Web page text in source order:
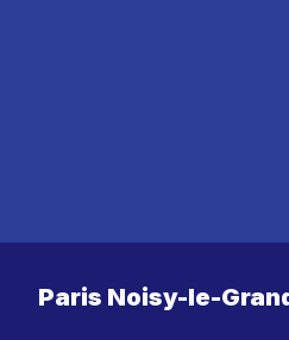
Paris Noisy-le-